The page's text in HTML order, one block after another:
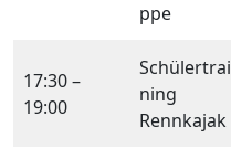
ppe
17:30 –
19:00
Schülertrai
ning
Rennkajak